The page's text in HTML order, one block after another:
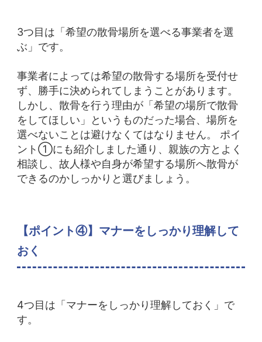
3つ目は「希望の散骨場所を選べる事業者を選
ぶ」です。
事業者によっては希望の散骨する場所を受付せ
ず、勝手に決められてしまうことがあります。
しかし、散骨を行う理由が「希望の場所で散骨
をしてほしい」というものだった場合、場所を
選べないことは避けなくてはなりません。
ポイ
ント①にも紹介しました通り、親族の方とよく
相談し、故人様や自身が希望する場所へ散骨が
できるのかしっかりと選びましょう。
【ポイント④】マナーをしっかり理解して
おく
4つ目は「マナーをしっかり理解しておく」で
す。